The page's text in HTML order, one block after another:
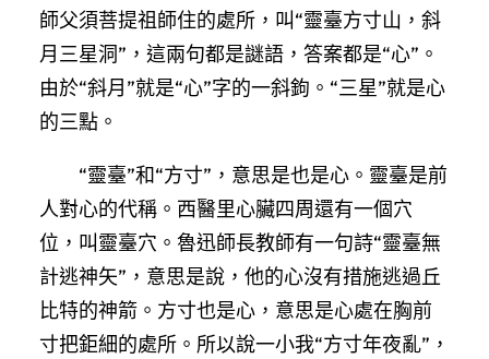
師父須菩提祖師住的處所，叫“靈臺方寸山，斜
月三星洞”，這兩句都是謎語，答案都是“心”。
由於“斜月”就是“心”字的一斜鉤。“三星”就是心
的三點。
“靈臺”和“方寸”，意思是也是心。靈臺是前
人對心的代稱。西醫里心臟四周還有一個穴
位，叫靈臺穴。魯迅師長教師有一句詩“靈臺無
計逃神矢”，意思是說，他的心沒有措施逃過丘
比特的神箭。方寸也是心，意思是心處在胸前
寸把鉅細的處所。所以說一小我“方寸年夜亂”，